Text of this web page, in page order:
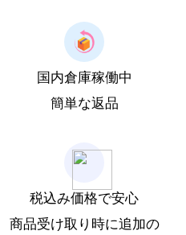
国内倉庫稼働中
簡単な返品
税込み価格で安心
商品受け取り時に追加の